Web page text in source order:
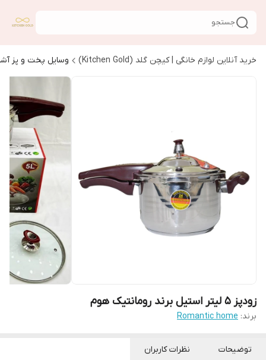
جستجو
خرید آنلاین لوازم خانگی | کیچن گلد (Kitchen Gold) وسایل پخت و پز
زودپز 5 لیتر استیل برند رومانتیک هوم
برند: Romantic home
توضیحات نظرات کاربران